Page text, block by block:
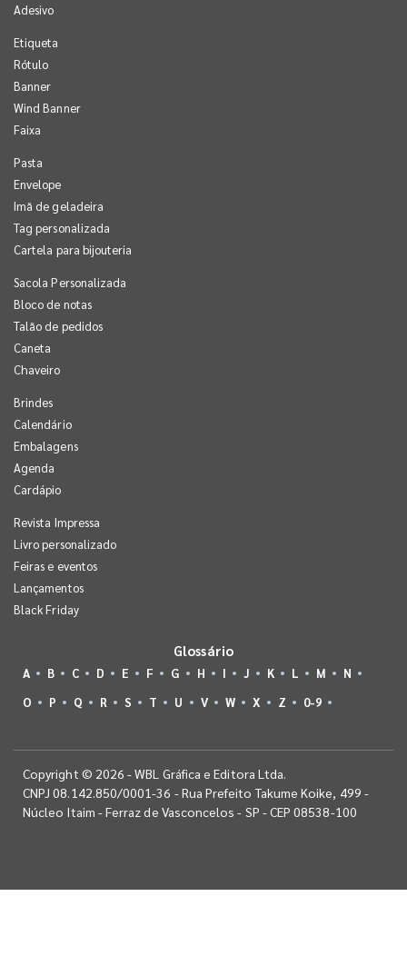
Adesivo
Etiqueta
Rótulo
Banner
Wind Banner
Faixa
Pasta
Envelope
Imã de geladeira
Tag personalizada
Cartela para bijouteria
Sacola Personalizada
Bloco de notas
Talão de pedidos
Caneta
Chaveiro
Brindes
Calendário
Embalagens
Agenda
Cardápio
Revista Impressa
Livro personalizado
Feiras e eventos
Lançamentos
Black Friday
Glossário
A B C D E F G H I J K L M
N
O
P Q R S T U V W X Z 0-9
Copyright © 2026 - WBL Gráfica e Editora Ltda.
CNPJ 08.142.850/0001-36 - Rua Prefeito Takume Koike, 499 -
Núcleo Itaim - Ferraz de Vasconcelos - SP - CEP 08538-100